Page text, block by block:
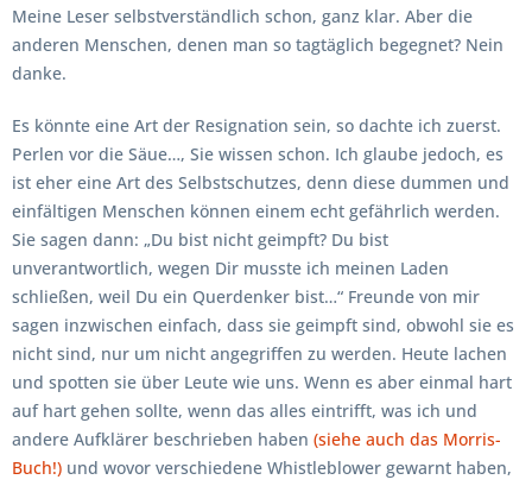
Meine Leser selbstverständlich schon, ganz klar. Aber die
anderen Menschen, denen man so tagtäglich begegnet? Nein
danke.
Es könnte eine Art der Resignation sein, so dachte ich zuerst.
Perlen vor die Säue…, Sie wissen schon. Ich glaube jedoch, es
ist eher eine Art des Selbstschutzes, denn diese dummen und
einfältigen Menschen können einem echt gefährlich werden.
Sie sagen dann: „Du bist nicht geimpft? Du bist
unverantwortlich, wegen Dir musste ich meinen Laden
schließen, weil Du ein Querdenker bist…“ Freunde von mir
sagen inzwischen einfach, dass sie geimpft sind, obwohl sie es
nicht sind, nur um nicht angegriffen zu werden. Heute lachen
und spotten sie über Leute wie uns. Wenn es aber einmal hart
auf hart gehen sollte, wenn das alles eintrifft, was ich und
andere Aufklärer beschrieben haben (siehe auch das Morris-
Buch!) und wovor verschiedene Whistleblower gewarnt haben,